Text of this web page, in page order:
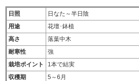
日照
日なた～半日陰
用途
花壇･鉢植
高さ
落葉中木
耐寒性
強
栽培ポイント
1本で結実
収穫期
5～6月